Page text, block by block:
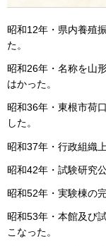
昭和12年・県内養殖
た。
昭和26年・名称を山
はかった。
昭和36年・東根市荷
した。
昭和37年・行政組織
昭和42年・試験研究
昭和52年・実験棟の完
昭和53年・本館及び
こなった。